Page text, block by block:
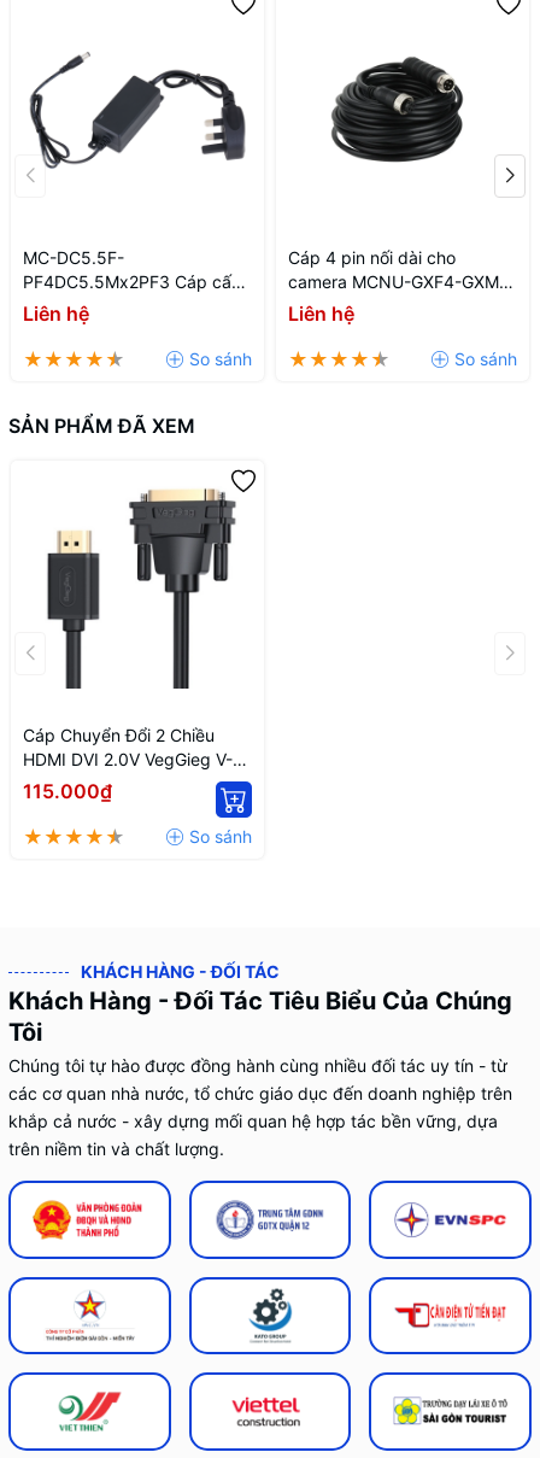
MC-DC5.5F-
PF4DC5.5Mx2PF3 Cáp cấp
nguồn cho đầu ghi
Liên hệ
Cáp 4 pin nối dài cho
camera MCNU-GXF4-GXM4-
6Liên hệ
SẢN PHẨM ĐÃ XEM
Cáp Chuyển Đổi 2 Chiều
HDMI DVI 2.0V VegGieg V-
D202 1.5m
115.000₫
KHÁCH HÀNG - ĐỐI TÁC
Khách Hàng - Đối Tác Tiêu Biểu Của Chúng
Tôi
Chúng tôi tự hào được đồng hành cùng nhiều đối tác uy tín - từ
các cơ quan nhà nước, tổ chức giáo dục đến doanh nghiệp trên
khắp cả nước - xây dựng mối quan hệ hợp tác bền vững, dựa
trên niềm tin và chất lượng.